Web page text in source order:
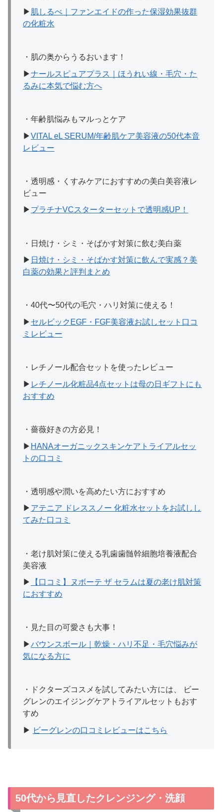
▶ 肌しるべ｜ファンエイドの作った保湿効果抜群
の化粧水
・肌の奥からうるおいます！
▶ナールスピュアプラス｜ほうれい線・毛穴・た
るみに本気で悩む方へ
・年齢肌悩みもマルっとケア
▶VITAL eL SERUM/年齢肌ケア美容液の50代本音
レビュー
・透明感・くすみケアにおすすめの美白美容液レ
ビュー
▶︎ プラチナVCスターターセットで透明感UP！
・日焼け・シミ・そばかす対策に飲む美白薬
▶ 日焼け・シミ・そばかす対策に飲んで実感？美
白薬の効果と評判まとめ
・40代〜50代の毛穴・ハリ対策に使える！
▶︎ セルビックEGF・FGF美容液お試しセット口コ
ミレビュー
・レチノール配合セットを使ったレビュー
▶︎ レチノール化粧品4点セットは母の日ギフトにも
おすすめ
・薔薇好きの方必見！
▶︎ HANAオーガニックスキンケアトライアルセッ
トの口コミ
・透明感や潤いを高めたい方におすすめ
▶︎ アテニア ドレススノー 化粧水セットをお試しし
てみた口コミ
・老け肌対策に使える乳歯歯髄幹細胞培養液配合
美容液
▶︎
【口コミ】ヌボーテ ザ セラムは夏の老け肌対策
におすすめ
・見た目の可愛さも大事！
▶バウンスボール｜乾燥・ハリ不足・毛穴悩みが
気になる方に
・ドクターズコスメを試してみたい方には、 ビー
グレンのエイジングケアトライアルセットもおす
すめ
▶ ビーグレンの口コミレビューはこちら
50代から見直したクレンジング・洗顔